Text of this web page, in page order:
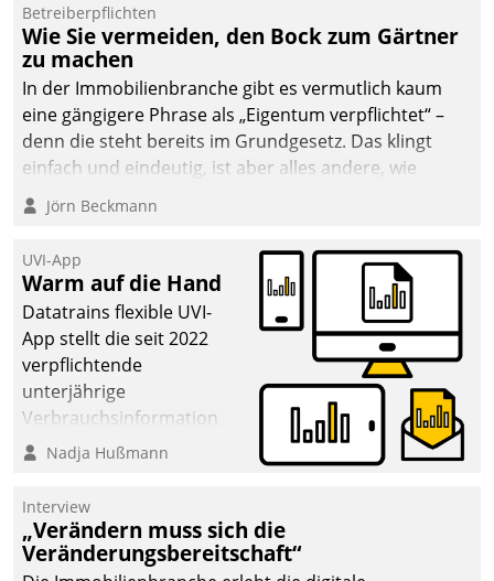
Betreiberpflichten
Wie Sie vermeiden, den Bock zum Gärtner
zu machen
In der Immobilienbranche gibt es vermutlich kaum
eine gängigere Phrase als „Eigentum verpflichtet“ –
denn die steht bereits im Grundgesetz. Das klingt
einfach und eindeutig, ist aber alles andere, wie
Branchenbeschäftigte wissen. Denn mit der
Verantwortung folgen Verpflichtungen.
Jörn Beckmann
UVI-App
Warm auf die Hand
Datatrains flexible UVI-
App stellt die seit 2022
verpflichtende
unterjährige
Verbrauchsinformation
schnell, zuverlässig und
Die monatlichen
Mitteilungen zum
Heizungs- und
Nadja Hußmann
Interview
„Verändern muss sich die
Veränderungsbereitschaft“